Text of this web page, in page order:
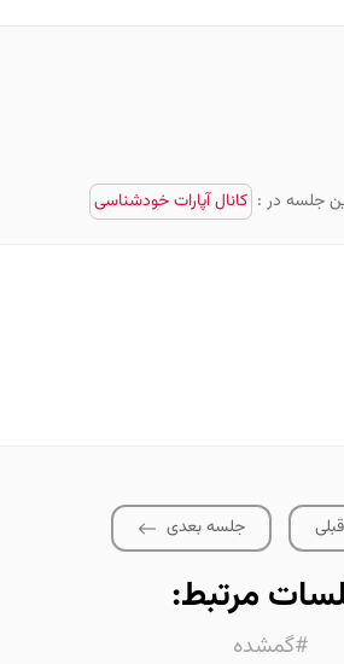
جلسه در : کانال آپارات خودشناسی
جلسه بعدی
مرتبط:
#گمشده